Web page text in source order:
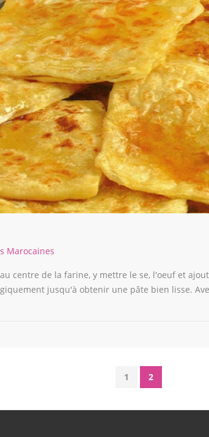
Marocaines
centre de la farine, y mettre le se, l'oeuf et
jusqu'à obtenir une pâte bien lisse.
1 2